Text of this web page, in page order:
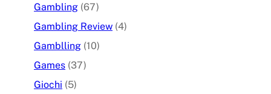
Gambling (67)
Gambling Review (4)
Gamblling (10)
Games (37)
Giochi (5)